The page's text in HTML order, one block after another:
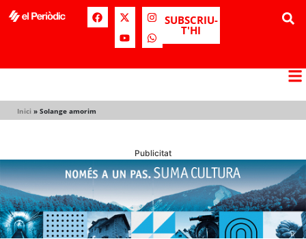
SUBSCRIU-
T'HI
Inici » Solange amorim
Publicitat